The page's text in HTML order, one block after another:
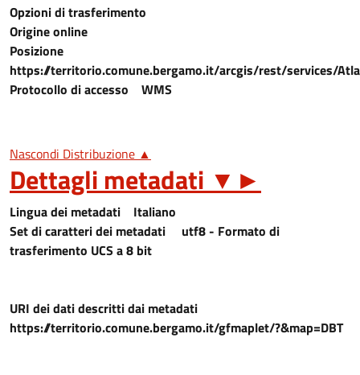
Opzioni di trasferimento
Origine online
Posizione
https://territorio.comune.bergamo.it/arcgis/rest/services/
Protocollo di accesso WMS
Nascondi Distribuzione ▲
Dettagli metadati ▼ ►
Lingua dei metadati Italiano
Set di caratteri dei metadati utf8 - Formato di
trasferimento UCS a 8 bit
URI dei dati descritti dai metadati
https://territorio.comune.bergamo.it/gfmaplet/?&map=DBT